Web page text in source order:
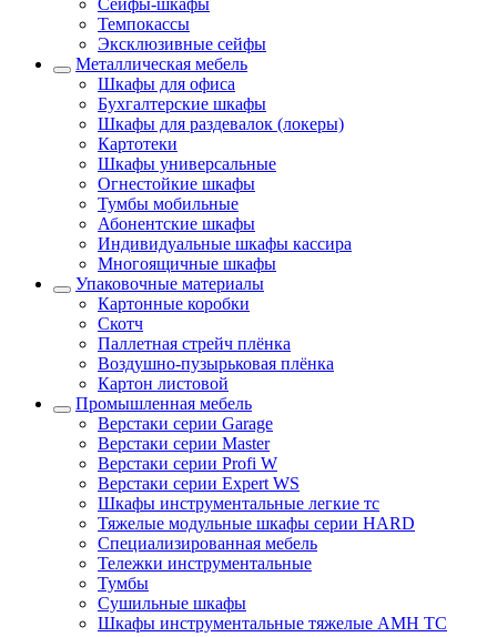
Темпокассы
Эксклюзивные сейфы
Металлическая мебель
Шкафы для офиса
Бухгалтерские шкафы
Шкафы для раздевалок (локеры)
Картотеки
Шкафы универсальные
Огнестойкие шкафы
Тумбы мобильные
Абонентские шкафы
Индивидуальные шкафы кассира
Многоящичные шкафы
Упаковочные материалы
Картонные коробки
Скотч
Паллетная стрейч плёнка
Воздушно-пузырьковая плёнка
Картон листовой
Промышленная мебель
Верстаки серии Garage
Верстаки серии Master
Верстаки серии Profi W
Верстаки серии Expert WS
Шкафы инструментальные легкие тс
Тяжелые модульные шкафы серии HARD
Cпециализированная мебель
Тележки инструментальные
Тумбы
Cушильные шкафы
Шкафы инструментальные тяжелые AMH TC